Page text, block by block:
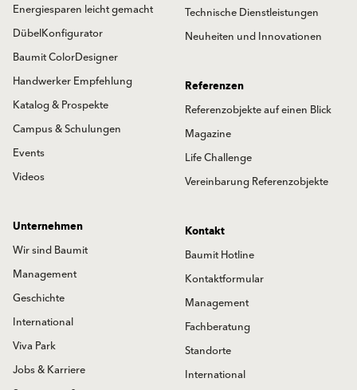
Energiesparen leicht gemacht
DübelKonfigurator
Baumit ColorDesigner
Handwerker Empfehlung
Katalog & Prospekte
Campus & Schulungen
Events
Videos
Technische Dienstleistungen
Neuheiten und Innovationen
Referenzen
Referenzobjekte auf einen Blick
Magazine
Life Challenge
Vereinbarung Referenzobjekte
Unternehmen
Wir sind Baumit
Management
Geschichte
International
Viva Park
Jobs & Karriere
Kontakt
Baumit Hotline
Kontaktformular
Management
Fachberatung
Standorte
International